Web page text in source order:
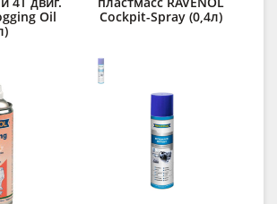
Oil
Cockpit-Spray (0,4л)